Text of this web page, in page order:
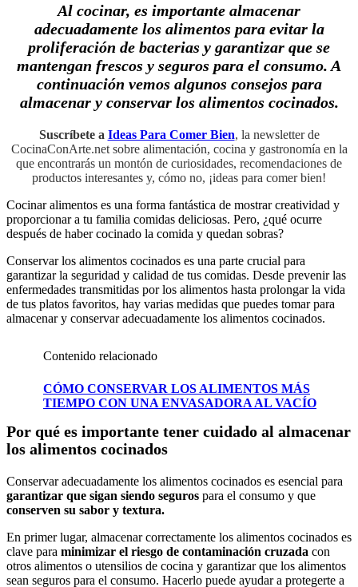
Al cocinar, es importante almacenar
adecuadamente los alimentos para evitar la
proliferación de bacterias y garantizar que se
mantengan frescos y seguros para el consumo. A
continuación vemos algunos consejos para
almacenar y conservar los alimentos cocinados.
Suscríbete a Ideas Para Comer Bien, la newsletter de
CocinaConArte.net sobre alimentación, cocina y gastronomía en la
que encontrarás un montón de curiosidades, recomendaciones de
productos interesantes y, cómo no, ¡ideas para comer bien!
Cocinar alimentos es una forma fantástica de mostrar creatividad y
proporcionar a tu familia comidas deliciosas. Pero, ¿qué ocurre
después de haber cocinado la comida y quedan sobras?
Conservar los alimentos cocinados es una parte crucial para
garantizar la seguridad y calidad de tus comidas. Desde prevenir las
enfermedades transmitidas por los alimentos hasta prolongar la vida
de tus platos favoritos, hay varias medidas que puedes tomar para
almacenar y conservar adecuadamente los alimentos cocinados.
Contenido relacionado
CÓMO CONSERVAR LOS ALIMENTOS MÁS
TIEMPO CON UNA ENVASADORA AL VACÍO
Por qué es importante tener cuidado al almacenar
los alimentos cocinados
Conservar adecuadamente los alimentos cocinados es esencial para
garantizar que sigan siendo seguros para el consumo y que
conserven su sabor y textura.
En primer lugar, almacenar correctamente los alimentos cocinados es
clave para minimizar el riesgo de contaminación cruzada con
otros alimentos o utensilios de cocina y garantizar que los alimentos
sean seguros para el consumo. Hacerlo puede ayudar a protegerte a